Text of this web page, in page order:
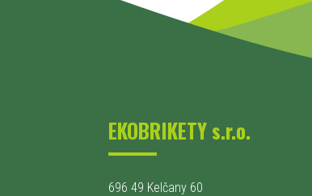
EKOBRIKETY s.r.o.
696 49 Kelčany 60